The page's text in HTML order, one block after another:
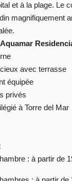
et à la plage. Le
magnifiquement
avec terrasse
équipée
privés
à Torre del Mar
: à partir de